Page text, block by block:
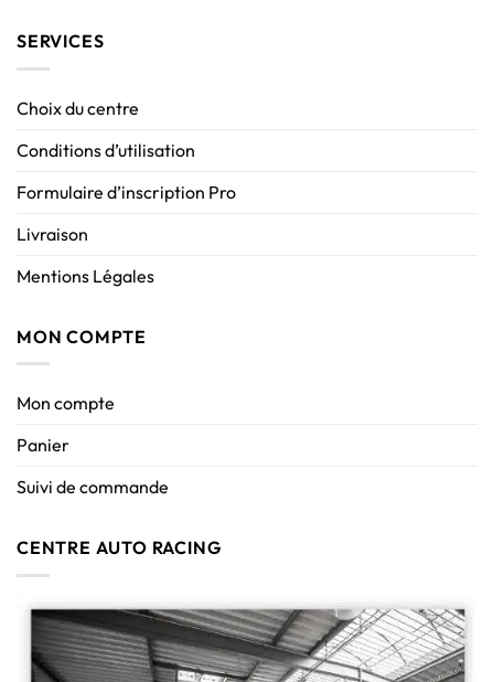
SERVICES
Choix du centre
Conditions d’utilisation
Formulaire d’inscription Pro
Livraison
Mentions Légales
MON COMPTE
Mon compte
Panier
Suivi de commande
CENTRE AUTO RACING